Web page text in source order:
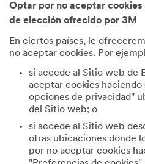
Optar por no aceptar
de elección ofrecido por 3M
En ciertos países, le
no aceptar cookies. Por
si accede al Sitio web de
aceptar cookies
opciones de privacidad"
del Sitio web; o
si accede al Sitio web
otras ubicaciones donde
por no aceptar cookies